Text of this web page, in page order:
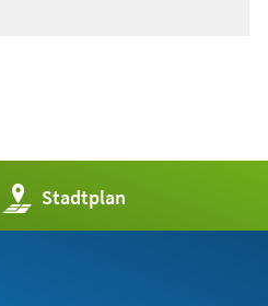
Stadtplan
(Öffnet
in
einem